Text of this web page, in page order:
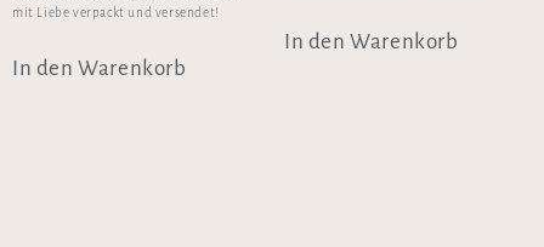
mit Liebe verpackt und versendet!
In den Warenkorb
In den Warenkorb